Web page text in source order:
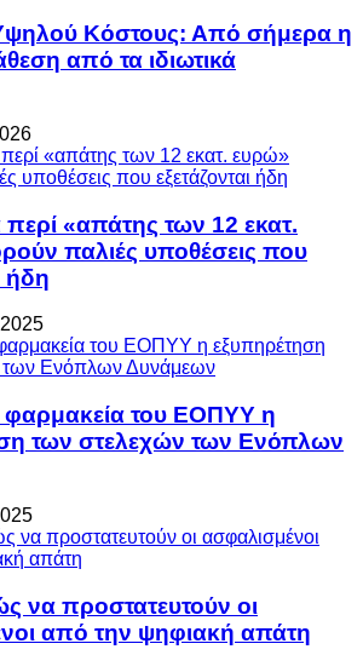
Κόστους: Από σήμερα η
από τα ιδιωτικά
«απάτης των 12 εκατ.
παλιές υποθέσεις που
ήδη
φαρμακεία του ΕΟΠΥΥ η
των στελεχών των Ενόπλων
να προστατευτούν οι
από την ψηφιακή απάτη